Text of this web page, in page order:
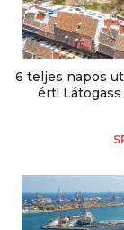
6 teljes napos
ért!